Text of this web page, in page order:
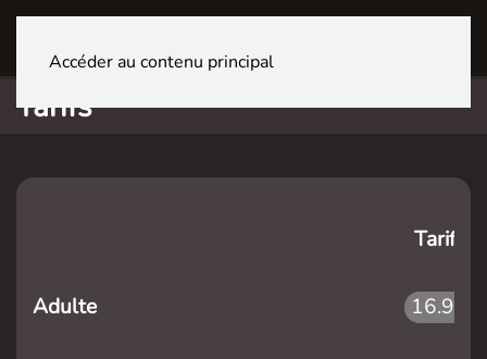
Accéder au contenu principal
Tarifs
Tarifs
Adulte 16.90